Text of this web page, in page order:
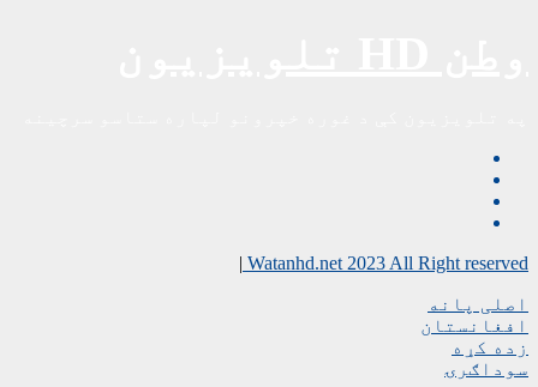
Watanhd.net 2023 All Right reserved
|
اصلی پانه
افغانستان
زده کړه
سوداګرۍ